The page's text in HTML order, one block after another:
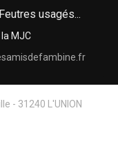
usagés...
MJC
- 31240 L'UNION